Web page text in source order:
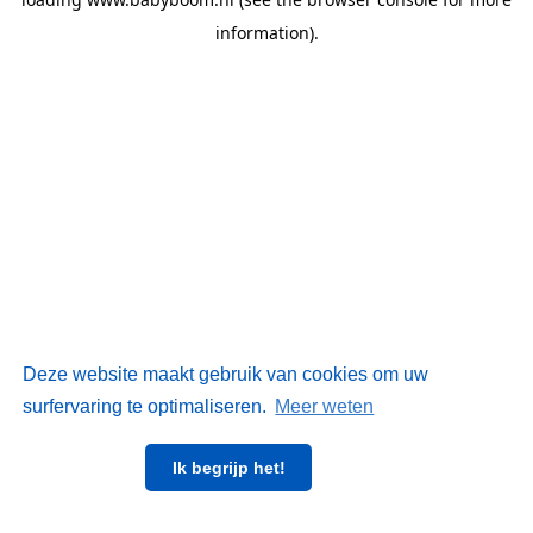
Deze website maakt gebruik van cookies om uw
surfervaring te optimaliseren. Meer weten
Ik begrijp het!
information).